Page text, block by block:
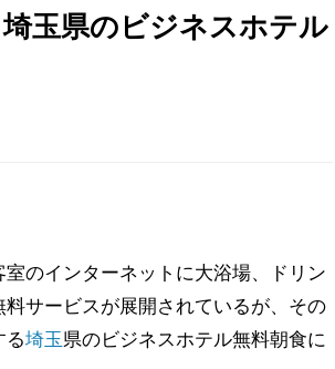
玉県のビジネスホテル
のインターネットに大浴場、ドリン
サービスが展開されているが、その
る埼玉県のビジネスホテル無料朝食に